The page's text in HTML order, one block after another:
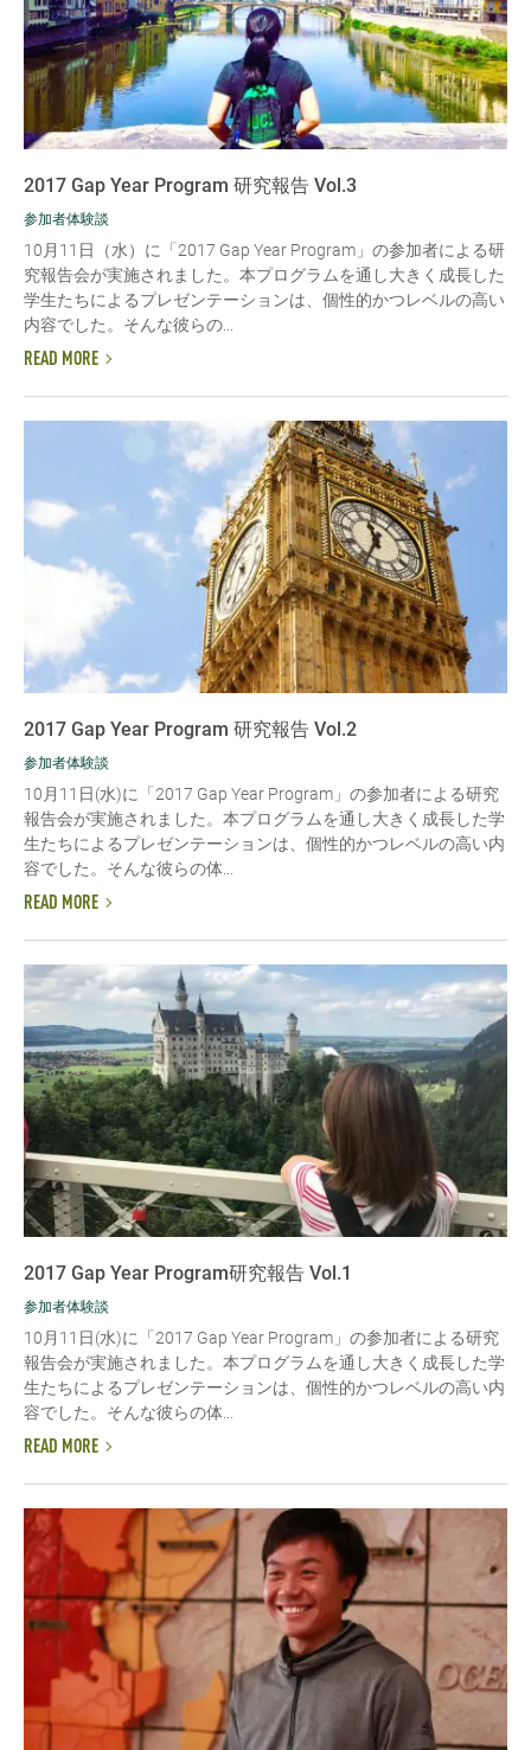
2017 Gap Year Program 研究報告 Vol.3
参加者体験談
10月11日（水）に「2017 Gap Year Program」の参加者による研
究報告会が実施されました。本プログラムを通し大きく成長した
学生たちによるプレゼンテーションは、個性的かつレベルの高い
内容でした。そんな彼らの...
READ MORE
2017 Gap Year Program 研究報告 Vol.2
参加者体験談
10月11日(水)に「2017 Gap Year Program」の参加者による研究
報告会が実施されました。本プログラムを通し大きく成長した学
生たちによるプレゼンテーションは、個性的かつレベルの高い内
容でした。そんな彼らの体...
READ MORE
2017 Gap Year Program研究報告 Vol.1
参加者体験談
10月11日(水)に「2017 Gap Year Program」の参加者による研究
報告会が実施されました。本プログラムを通し大きく成長した学
生たちによるプレゼンテーションは、個性的かつレベルの高い内
容でした。そんな彼らの体...
READ MORE